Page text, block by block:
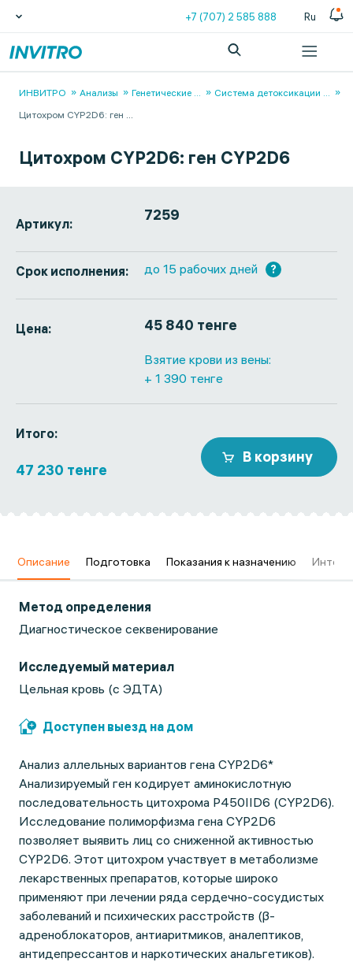
+7 (707) 2 585 888 Ru
ИНВИТРО Анализы Генетические ... Система детоксикации ...
Цитохром СYP2D6: ген ...
Цитохром СYP2D6: ген СYP2D6
Артикул: 7259
Срок исполнения: до 15 рабочих дней ?
Цена: 45 840 тенге
Взятие крови из вены:
+ 1 390 тенге
Итого:
47 230 тенге
В корзину
Описание Подготовка Показания к назначению
Метод определения
Диагностическое секвенирование
Исследуемый материал
Цельная кровь (с ЭДТА)
Доступен выезд на дом
Анализ аллельных вариантов гена CYP2D6*
Анализируемый ген кодирует аминокислотную
последовательность цитохрома Р450IID6 (CYP2D6).
Исследование полиморфизма гена CYP2D6
позволяет выявить лиц со сниженной активностью
CYP2D6. Этот цитохром участвует в метаболизме
лекарственных препаратов, которые широко
применяют при лечении ряда сердечно-сосудистых
заболеваний и психических расстройств (β-
адреноблокаторов, антиаритмиков, аналептиков,
антидепрессантов и наркотических анальгетиков).